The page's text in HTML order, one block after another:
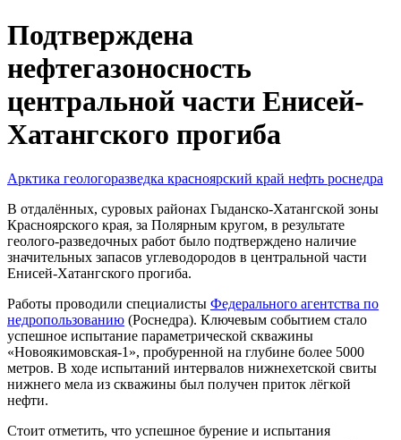
Подтверждена
нефтегазоносность
центральной части Енисей-
Хатангского прогиба
Арктика геологоразведка красноярский край нефть роснедра
В отдалённых, суровых районах Гыданско-Хатангской зоны
Красноярского края, за Полярным кругом, в результате
геолого-разведочных работ было подтверждено наличие
значительных запасов углеводородов в центральной части
Енисей-Хатангского прогиба.
Работы проводили специалисты Федерального агентства по
недропользованию (Роснедра). Ключевым событием стало
успешное испытание параметрической скважины
«Новоякимовская-1», пробуренной на глубине более 5000
метров. В ходе испытаний интервалов нижнехетской свиты
нижнего мела из скважины был получен приток лёгкой
нефти.
Стоит отметить, что успешное бурение и испытания